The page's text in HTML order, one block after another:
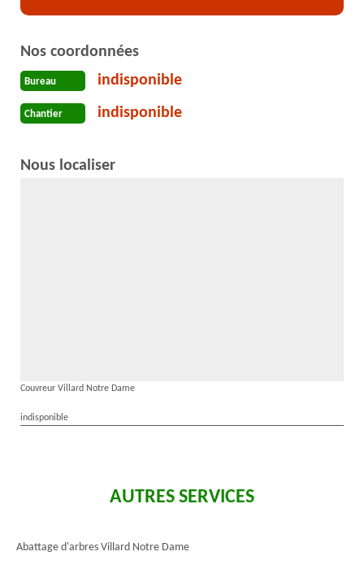
Nos coordonnées
Bureau indisponible
Chantier indisponible
Nous localiser
Couvreur Villard Notre Dame
indisponible
AUTRES SERVICES
Abattage d'arbres Villard Notre Dame